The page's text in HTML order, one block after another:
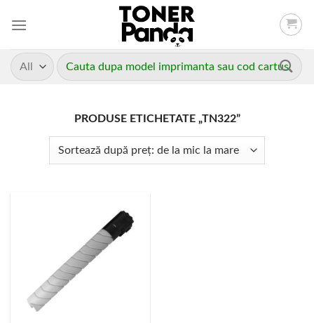
Caută
după:
PRODUSE ETICHETATE „TN322”